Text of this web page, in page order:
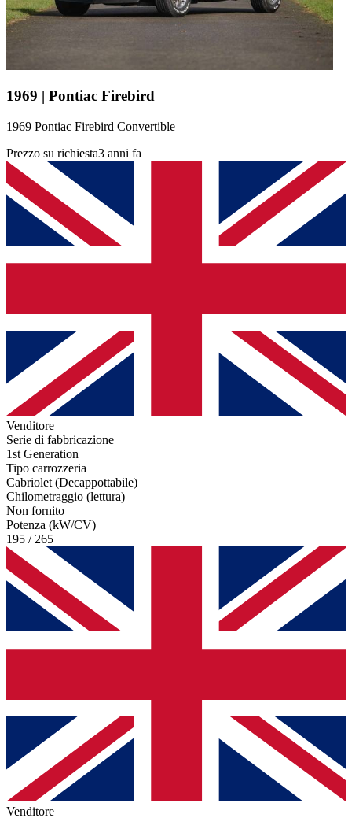
1969 | Pontiac Firebird
1969 Pontiac Firebird Convertible
Prezzo su richiesta3 anni fa
Venditore
Serie di fabbricazione
1st Generation
Tipo carrozzeria
Cabriolet (Decappottabile)
Chilometraggio (lettura)
Non fornito
Potenza (kW/CV)
195 / 265
Venditore